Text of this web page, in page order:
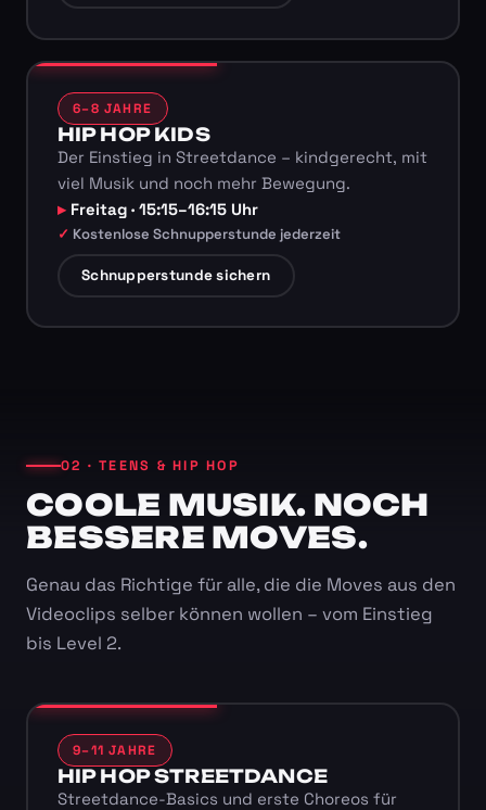
6–8 JAHRE
HIP HOP KIDS
Der Einstieg in Streetdance – kindgerecht, mit
viel Musik und noch mehr Bewegung.
Freitag · 15:15–16:15 Uhr
Kostenlose Schnupperstunde jederzeit
Schnupperstunde sichern
02 · TEENS & HIP HOP
COOLE MUSIK. NOCH
BESSERE MOVES.
Genau das Richtige für alle, die die Moves aus den
Videoclips selber können wollen – vom Einstieg
bis Level 2.
9–11 JAHRE
HIP HOP STREETDANCE
Streetdance-Basics und erste Choreos für